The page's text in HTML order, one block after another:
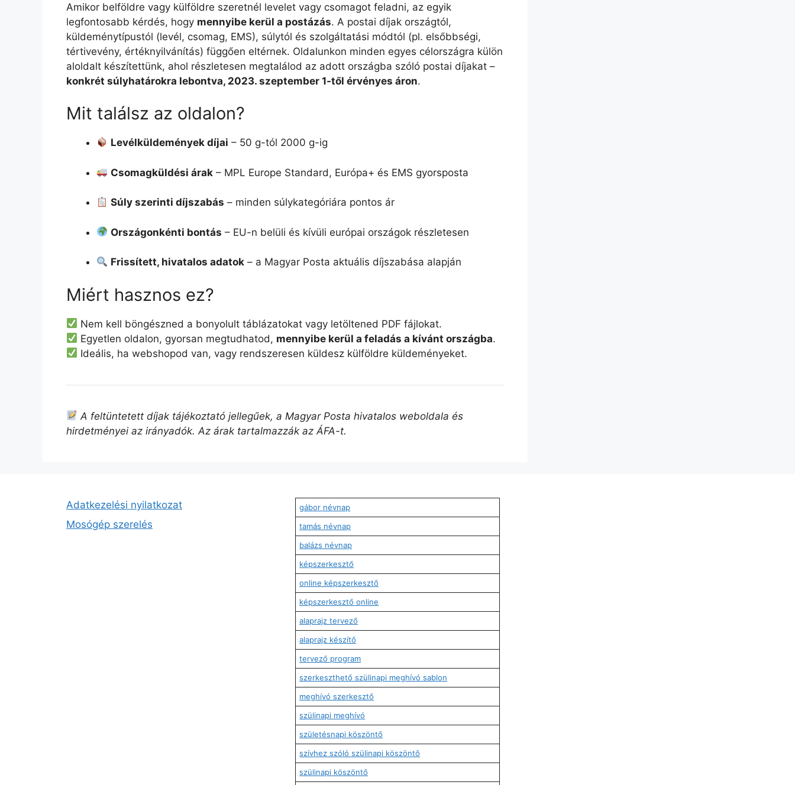
Amikor belföldre vagy külföldre szeretnél levelet vagy csomagot feladni, az egyik
legfontosabb kérdés, hogy mennyibe kerül a postázás. A postai díjak országtól,
küldeménytípustól (levél, csomag, EMS), súlytól és szolgáltatási módtól (pl. elsőbbségi,
tértivevény, értéknyilvánítás) függően eltérnek. Oldalunkon minden egyes célországra külön
aloldalt készítettünk, ahol részletesen megtalálod az adott országba szóló postai díjakat –
konkrét súlyhatárokra lebontva, 2023. szeptember 1-től érvényes áron.
Mit találsz az oldalon?
Levélküldemények díjai – 50 g-tól 2000 g-ig
Csomagküldési árak – MPL Europe Standard, Európa+ és EMS gyorsposta
Súly szerinti díjszabás – minden súlykategóriára pontos ár
Országonkénti bontás – EU-n belüli és kívüli európai országok részletesen
Frissített, hivatalos adatok – a Magyar Posta aktuális díjszabása alapján
Miért hasznos ez?
Nem kell böngészned a bonyolult táblázatokat vagy letöltened PDF fájlokat.
Egyetlen oldalon, gyorsan megtudhatod, mennyibe kerül a feladás a kívánt országba.
Ideális, ha webshopod van, vagy rendszeresen küldesz külföldre küldeményeket.
A feltüntetett díjak tájékoztató jellegűek, a Magyar Posta hivatalos weboldala és
hirdetményei az irányadók. Az árak tartalmazzák az ÁFA-t.
Adatkezelési nyilatkozat
Mosógép szerelés
gábor névnap
tamás névnap
balázs névnap
képszerkesztő
online képszerkesztő
képszerkesztő online
alaprajz tervező
alaprajz készítő
tervező program
szerkeszthető szülinapi meghívó sablon
meghívó szerkesztő
szülinapi meghívó
születésnapi köszöntő
szívhez szóló szülinapi köszöntő
szülinapi köszöntő